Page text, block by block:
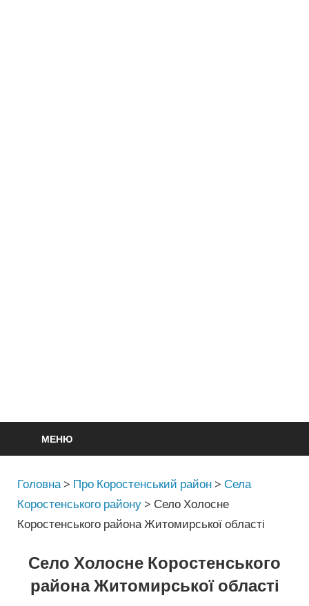
МЕНЮ
Головна > Про Коростенський район >Села
Коростенського району > Село Холосне
Коростенського района Житомирської області
Село Холосне Коростенського
района Житомирської області